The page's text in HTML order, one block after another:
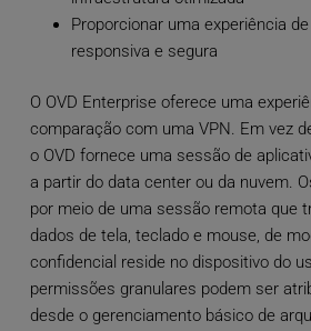
Proporcionar uma experiência
responsiva e segura
O OVD Enterprise oferece uma
comparação com uma VPN. Em vez
o OVD fornece uma sessão de
a partir do data center ou da nuvem.
por meio de uma sessão remota que
dados de tela, teclado e mouse, de
confidencial reside no dispositivo do
permissões granulares podem ser
desde o gerenciamento básico de